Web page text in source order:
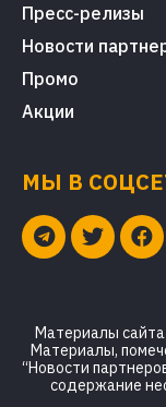
Пресс-релизы
Новости
Промо
Акции
МЫ В
Материалы
Материалы,
“Новости
содержание